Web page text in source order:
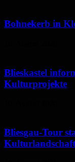
Bohnekerb in
Blieskastel
Kulturprojekte
Bliesgau-Tour